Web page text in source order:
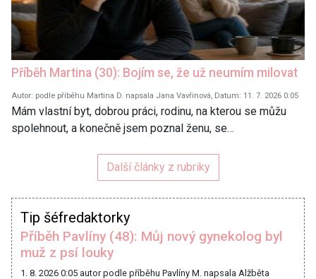
Příběh Martina (30): Bojím se, že už neumím milovat
Autor: podle příběhu Martina D. napsala Jana Vavřinová, Datum: 11. 7. 2026 0:05
Mám vlastní byt, dobrou práci, rodinu, na kterou se můžu
spolehnout, a konečně jsem poznal ženu, se…
Další články z rubriky
Tip šéfredaktorky
Příběh Pavlíny (48): Můj nový gynekolog byl
muž z psí louky
1. 8. 2026 0:05 autor podle příběhu Pavlíny M. napsala Alžběta